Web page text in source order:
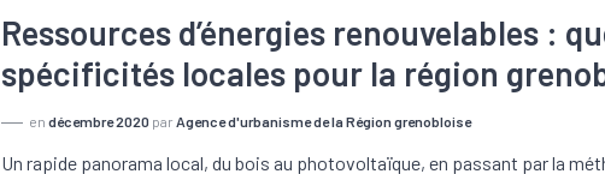
Ressources d’énergies renouvelables :
spécificités locales pour la région
endécembre 2020 parAgence d'urbanisme de la Région grenobloise
Un rapide panorama local, du bois au photovoltaïque, en passant par la